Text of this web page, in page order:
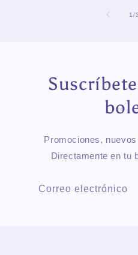
1/de
3
Promociones,
Directamente en tu
Correo electrónico